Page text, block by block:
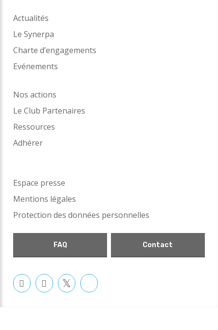
Actualités
Le Synerpa
Charte d’engagements
Evénements
Nos actions
Le Club Partenaires
Ressources
Adhérer
Espace presse
Mentions légales
Protection des données personnelles
FAQ Contact